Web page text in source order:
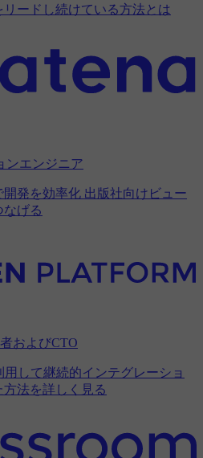
ードし続けている方法とは
ンエンジニア
発を効率化 出版社向けビュー
なげる
およびCTO
用して継続的インテグレーショ
法を詳しく見る